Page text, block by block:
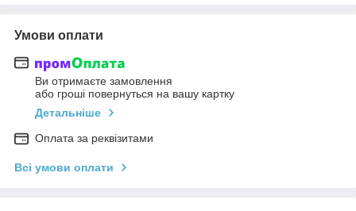
Умови оплати
Ви отримаєте замовлення
або гроші повернуться на вашу картку
Детальніше
Оплата за реквізитами
Всі умови оплати